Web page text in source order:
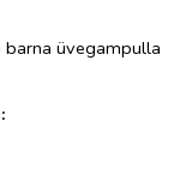
üvegampulla